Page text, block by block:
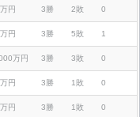
円 3勝 2敗 0
円 3勝 5敗 1
万円 3勝 3敗 0
円 3勝 1敗 0
円 3勝 1敗 0